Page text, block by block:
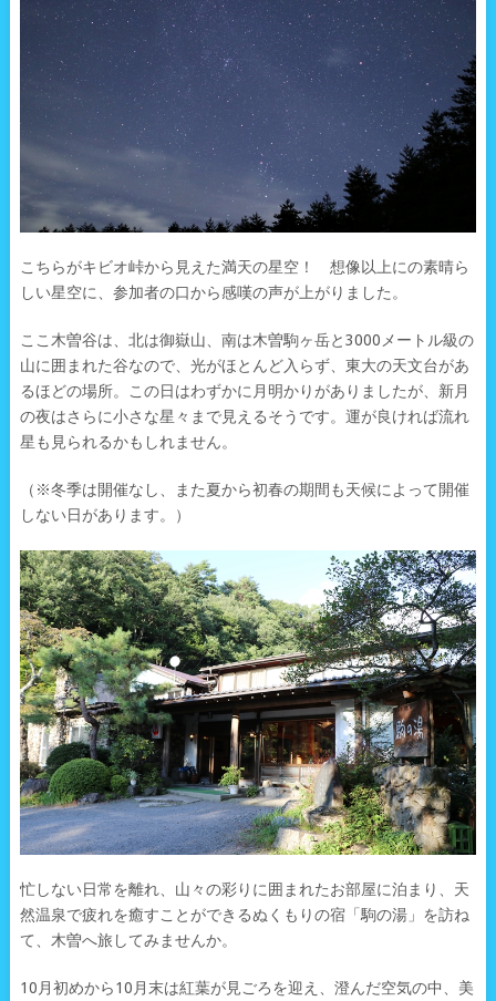
こちらがキビオ峠から見えた満天の星空！ 想像以上にの素晴ら
しい星空に、参加者の口から感嘆の声が上がりました。
ここ木曽谷は、北は御嶽山、南は木曽駒ヶ岳と3000メートル級の
山に囲まれた谷なので、光がほとんど入らず、東大の天文台があ
るほどの場所。この日はわずかに月明かりがありましたが、新月
の夜はさらに小さな星々まで見えるそうです。運が良ければ流れ
星も見られるかもしれません。
（※冬季は開催なし、また夏から初春の期間も天候によって開催
しない日があります。）
忙しない日常を離れ、山々の彩りに囲まれたお部屋に泊まり、天
然温泉で疲れを癒すことができるぬくもりの宿「駒の湯」を訪ね
て、木曽へ旅してみませんか。
10月初めから10月末は紅葉が見ごろを迎え、澄んだ空気の中、美